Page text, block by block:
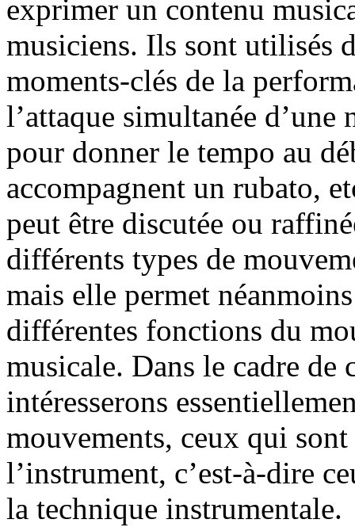
exprimer un contenu
musiciens. Ils sont utilisés
moments-clés de la
l’attaque simultanée
pour donner le tempo au
accompagnent un rubato,
peut être discutée ou
différents types de
mais elle permet
différentes fonctions du
musicale. Dans le cadre de
intéresserons
mouvements, ceux qui
l’instrument, c’est-à-dire
la technique instrumentale.